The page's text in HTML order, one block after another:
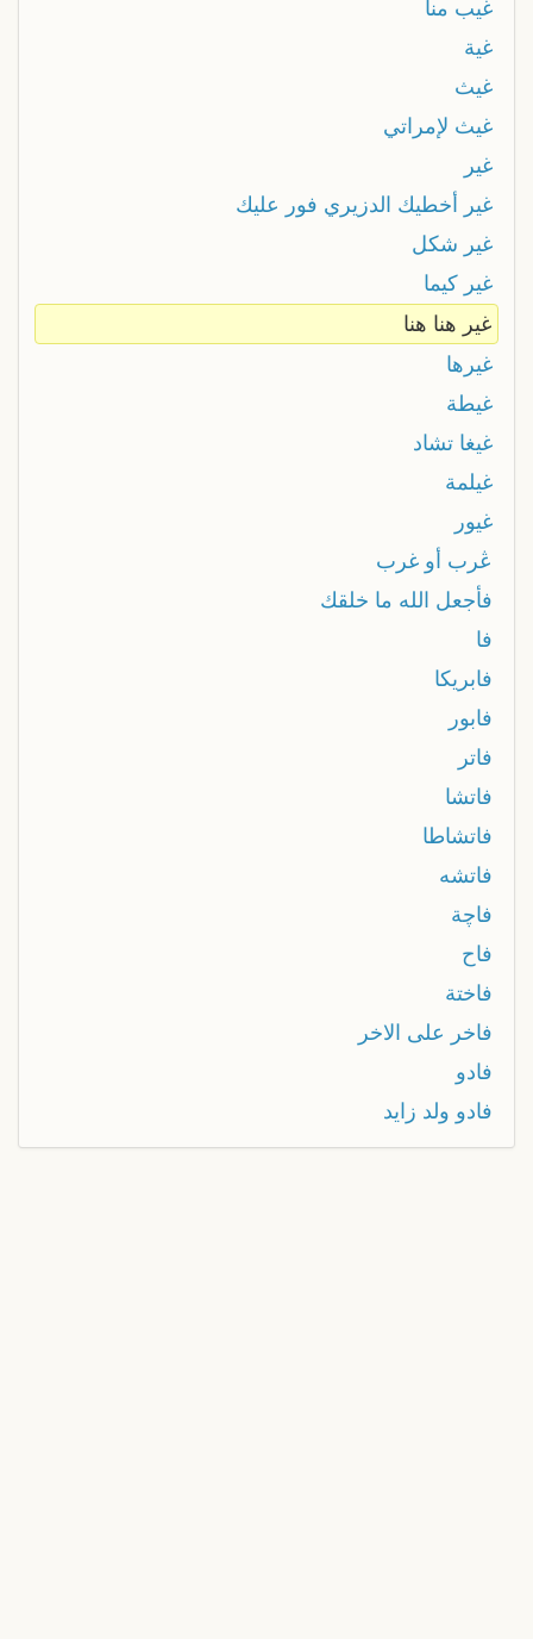
غيب منا
غية
غيث
غيث لإمراتي
غير
غير أخطيك الدزيري فور عليك
غير شكل
غير كيما
غير هنا هنا
غيرها
غيطة
غيغا تشاد
غيلمة
غيور
ڠرب أو غرب
فأجعل الله ما خلقك
فا
فابريكا
فابور
فاتر
فاتشا
فاتشاطا
فاتشه
فاچة
فاح
فاختة
فاخر على الاخر
فادو
فادو ولد زايد